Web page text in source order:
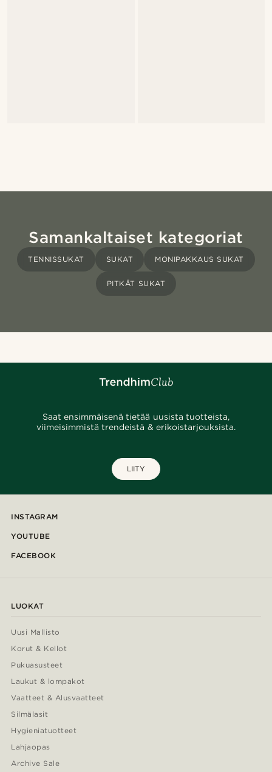
Samankaltaiset kategoriat
TENNISSUKAT SUKAT MONIPAKKAUS SUKAT
PITKÄT SUKAT
Saat ensimmäisenä tietää uusista tuotteista,
viimeisimmistä trendeistä & erikoistarjouksista.
LIITY
INSTAGRAM
YOUTUBE
FACEBOOK
LUOKAT
Uusi Mallisto
Korut & Kellot
Pukuasusteet
Laukut & lompakot
Vaatteet & Alusvaatteet
Silmälasit
Hygieniatuotteet
Lahjaopas
Archive Sale